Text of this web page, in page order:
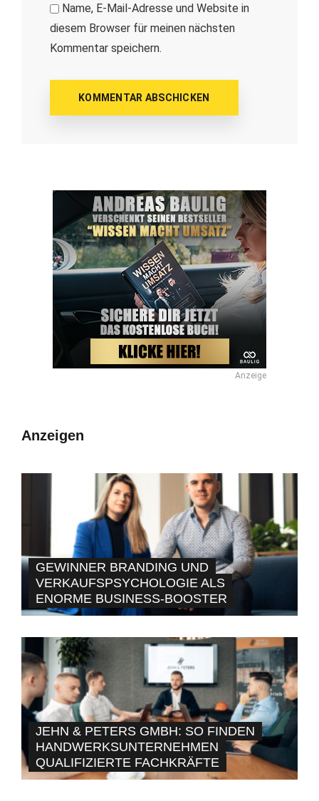
Name, E-Mail-Adresse und Website in
diesem Browser für meinen nächsten
Kommentar speichern.
Anzeige
Anzeigen
GEWINNER BRANDING UND
VERKAUFSPSYCHOLOGIE ALS
ENORME BUSINESS-BOOSTER
JEHN & PETERS GMBH: SO FINDEN
HANDWERKSUNTERNEHMEN
QUALIFIZIERTE FACHKRÄFTE